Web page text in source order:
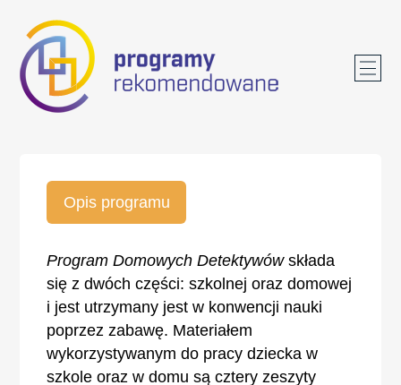
Opis programu
Program Domowych Detektywówskłada
się z dwóch części: szkolnej oraz domowej
i jest utrzymany jest w konwencji nauki
poprzez zabawę. Materiałem
wykorzystywanym do pracy dziecka w
szkole oraz w domu są cztery zeszyty